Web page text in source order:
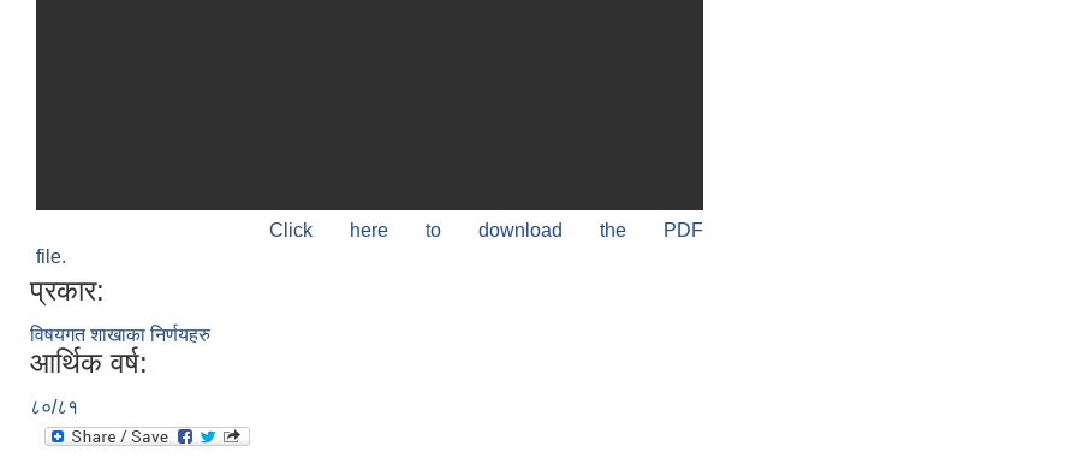
Click here to download the PDF
file.
प्रकार:
विषयगत शाखाका निर्णयहरु
आर्थिक वर्ष:
८०/८१